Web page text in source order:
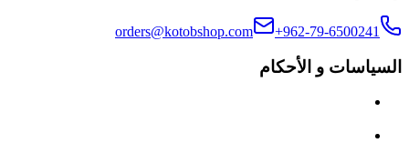
+962-79-6500241
orders@kotobshop.com
السياسات و الأحكام